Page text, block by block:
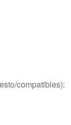
compatibles):